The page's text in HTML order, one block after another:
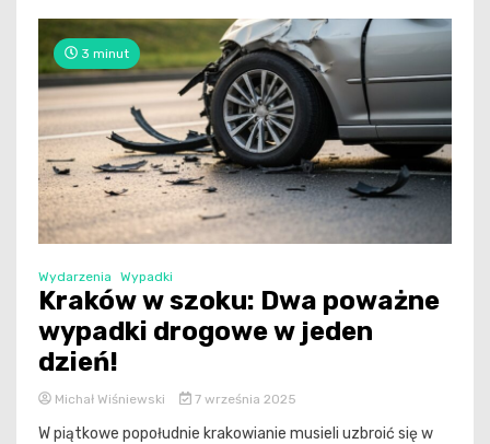
3 minut
Wydarzenia Wypadki
Kraków w szoku: Dwa poważne
wypadki drogowe w jeden
dzień!
Michał Wiśniewski 7 września 2025
W piątkowe popołudnie krakowianie musieli uzbroić się w